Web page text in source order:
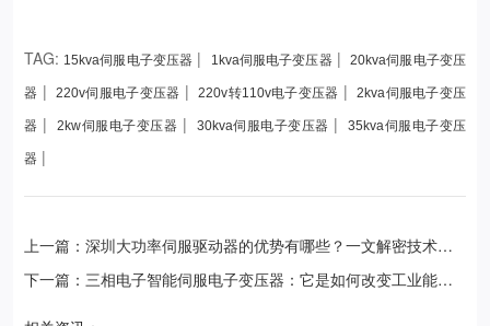
TAG: 15kva伺服电子变压器 | 1kva伺服电子变压器|20kva伺服电子变压
器 |220v伺服电子变压器 |220v转110v电子变压器 |2kva伺服电子变压
器 | 2kw伺服电子变压器 | 30kva伺服电子变压器 | 35kva伺服电子变压
器 |
上一篇：深圳大功率伺服驱动器的优势有哪些？一文解密技术要
下一篇：三相电子智能伺服电子变压器：它是如何改变工业能效